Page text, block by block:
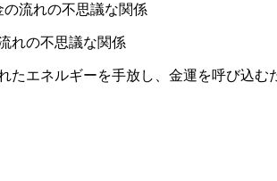
流れの不思議な関係
たエネルギーを手放し、金運を呼び込